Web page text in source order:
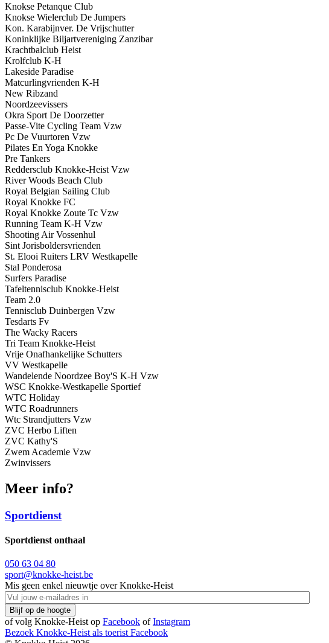
Knokse Petanque Club
Knokse Wielerclub De Jumpers
Kon. Karabijnver. De Vrijschutter
Koninklijke Biljartvereniging Zanzibar
Krachtbalclub Heist
Krolfclub K-H
Lakeside Paradise
Matcurlingvrienden K-H
New Ribzand
Noordzeevissers
Okra Sport De Doorzetter
Passe-Vite Cycling Team Vzw
Pc De Vuurtoren Vzw
Pilates En Yoga Knokke
Pre Tankers
Reddersclub Knokke-Heist Vzw
River Woods Beach Club
Royal Belgian Sailing Club
Royal Knokke FC
Royal Knokke Zoute Tc Vzw
Running Team K-H Vzw
Shooting Air Vossenhul
Sint Jorisboldersvrienden
St. Elooi Ruiters LRV Westkapelle
Stal Ponderosa
Surfers Paradise
Tafeltennisclub Knokke-Heist
Team 2.0
Tennisclub Duinbergen Vzw
Tesdarts Fv
The Wacky Racers
Tri Team Knokke-Heist
Vrije Onafhankelijke Schutters
VV Westkapelle
Wandelende Noordzee Boy'S K-H Vzw
WSC Knokke-Westkapelle Sportief
WTC Holiday
WTC Roadrunners
Wtc Strandjutters Vzw
ZVC Herbo Liften
ZVC Kathy'S
Zwem Academie Vzw
Zwinvissers
Meer info?
Sportdienst
Sportdienst onthaal
050 63 04 80
sport@knokke-heist.be
Mis geen enkel nieuwtje over Knokke-Heist
of volg Knokke-Heist op Facebook ofInstagram
Bezoek Knokke-Heist als toerist Facebook